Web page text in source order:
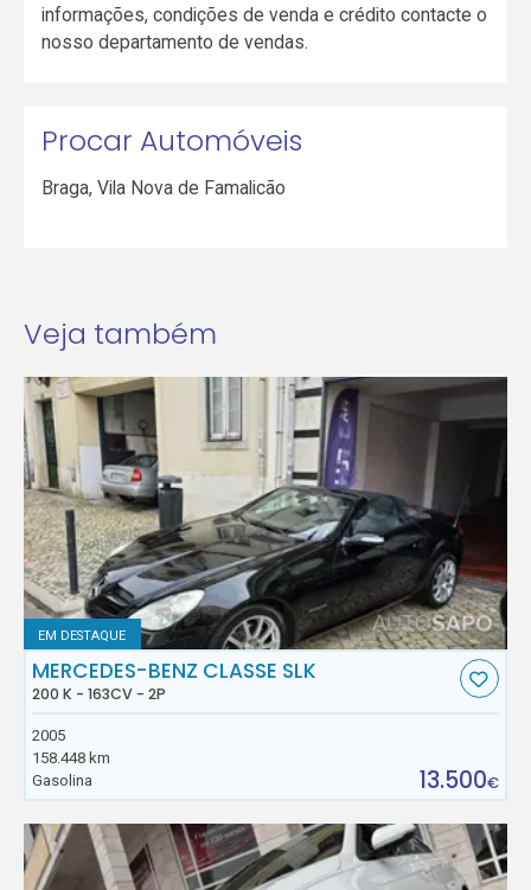
informações, condições de venda e crédito contacte o
nosso departamento de vendas.
Procar Automóveis
Braga,Vila Nova de Famalicão
Veja também
EM DESTAQUE
MERCEDES-BENZ CLASSE SLK
200 K - 163CV - 2P
2005
158.448 km
Gasolina
13.500€